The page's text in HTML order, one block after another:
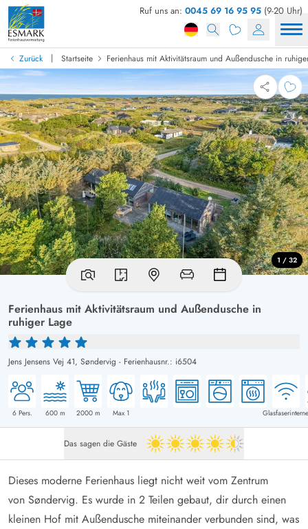
Ruf uns an: 0045 69 16 95 95 (9-20 Uhr)
Zurück | Startseite Ferienhaus mit Aktivitätsraum und Außendusche in
Ferienhaus mit Aktivitätsraum und Außendusche in
ruhiger Lage
Jens Jensens Vej 41, Søndervig - Ferienhausnr.: i6504
6Pers. 600m 2000m Max 1
1 / 32
Das sagen die Gäste 4.5 von 5
Dieses moderne Ferienhaus liegt nicht weit vom Zentrum
von Søndervig. Es wurde in 2 Teilen gebaut, dir durch einen
kleinen Hof mit Außendusche miteinander verbunden sind, was